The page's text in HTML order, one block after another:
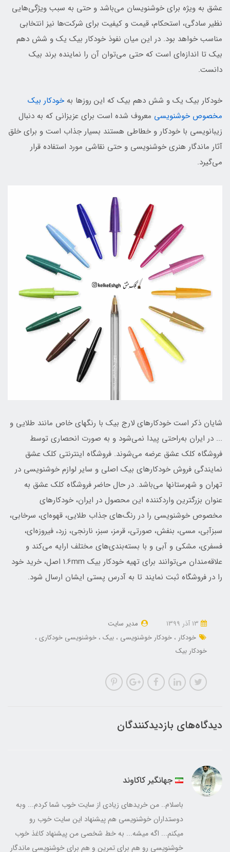
عشق به ویژه برای خوشنویسان می‌باشد و حتی به سبب ویژگی‌هایی
نظیر سادگی، استحکام، قیمت و کیفیت برای شرکت‌ها نیز انتخابی
مناسب خواهد بود. در این میان نفوذ خودکار بیک یک و شش دهم
بیک تا اندازه‌ای است که حتی می‌توان آن را نماینده برند بیک
دانست.
خودکار بیک یک و شش دهم بیک که این روزها بهخودکار بیک
مخصوص خوشنویسی معروف شده است برای عزیزانی که به دنبال
زیبانویسی با خودکار و خطاطی هستند بسیار جذاب است و برای خلق
آثار ماندگار هنری خوشنویسی و حتی نقاشی مورد استفاده قرار
می‌گیرد.
شایان ذکر است خودکارهای لارج بیک با رنگهای خاص مانند طلایی و
... در ایران به‌راحتی پیدا نمی‌شود و به صورت انحصاری توسط
فروشگاه کلک عشق عرضه می‌شوند. فروشگاه اینترنتی کلک عشق
نمایندگی فروش خودکارهای بیک اصلی و سایر لوازم خوشنویسی در
تهران و شهرستانها می‌باشد. در حال حاضر فروشگاه کلک عشق به
عنوان بزرگترین واردکننده این محصول در ایران، خودکارهای
مخصوص خوشنویسی را در رنگ‌های جذاب طلایی، قهوه‌ای، سرخابی،
سبزآبی، مسی، بنفش، صورتی، ‌قرمز، سبز، نارنجی، زرد، فیروزه‌ای،
فسفری، مشکی و آبی و با بسته‌بندی‌های مختلف ارایه می‌کند و
علاقه‌مندان می‌توانند برای تهیه خودکار بیک 1.6mm اصل، خرید خود
را در فروشگاه ثبت نمایند تا به آدرس پستی ایشان ارسال شود.
مدیر سایت
خودکار
خودکار خوشنویسی بیک خوشنویسی خودکاری
خودکار بیک
دیدگاه‌های بازدیدکنندگان
جهانگیر کاکاوند
باسلام.. من خریدهای زیادی از سایت خوب شما کردم... وبه
دوستداران خوشنویسی هم پیشنهاد این سایت خوب رو
میکنم... اگه میشه... به خط شخصی من پیشنهاد کاغذ خوب
خوشنویسی رو هم برای تمرین و هم برای خوشنویسی ماندگار